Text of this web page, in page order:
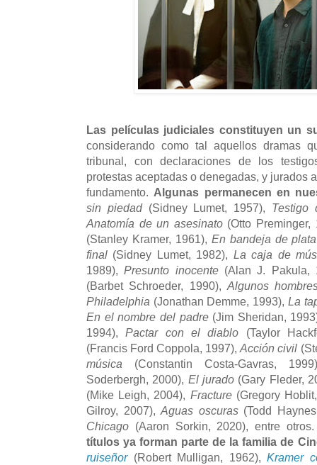
Las películas judiciales constituyen un
considerando como tal aquellos dramas
tribunal, con declaraciones de los
protestas aceptadas o denegadas, y jurados
fundamento. Algunas permanecen en
sin piedad(Sidney Lumet, 1957), Testigo
Anatomía de un asesinato (Otto
(Stanley Kramer, 1961), En bandeja de plata
final (Sidney Lumet, 1982), La caja de
1989),Presunto inocente(Alan J. Pakula,
(Barbet Schroeder, 1990),Algunos
Philadelphia (Jonathan Demme, 1993), La
En el nombre del padre(Jim Sheridan,
1994),Pactar con el diablo (Taylor
(Francis Ford Coppola, 1997),Acción civil
música (Constantin Costa-Gavras,
Soderbergh, 2000), El jurado (Gary Fleder,
(Mike Leigh, 2004), Fracture (Gregory
Gilroy, 2007),Aguas oscuras(Todd
Chicago (Aaron Sorkin, 2020), entre
títulos ya forman parte de la familia de
ruiseñor(Robert Mulligan, 1962),Kramer